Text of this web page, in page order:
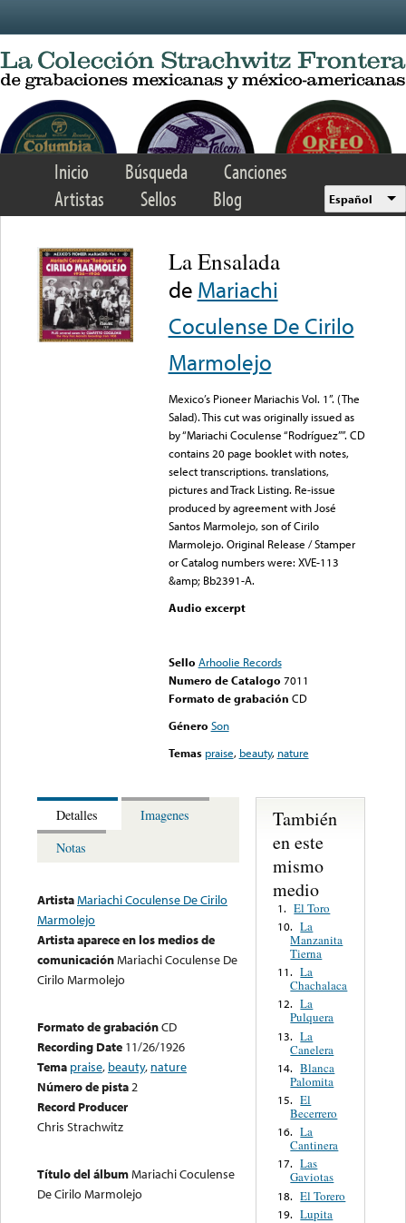
Inicio Búsqueda
Canciones
Artistas
Sellos Blog Español
La Ensalada
de Mariachi
Coculense De Cirilo
Marmolejo
Mexico’s Pioneer Mariachis Vol. 1”. (The
Salad). This cut was originally issued as
by “Mariachi Coculense “Rodríguez””. CD
contains 20 page booklet with notes,
select transcriptions. translations,
pictures and Track Listing. Re-issue
produced by agreement with José
Santos Marmolejo, son of Cirilo
Marmolejo. Original Release / Stamper
or Catalog numbers were: XVE-113
&amp; Bb2391-A.
Audio excerpt
Sello Arhoolie Records
Numero de Catalogo 7011
Formato de grabación CD
Género Son
Temas praise, beauty, nature
Detalles
Imagenes
Notas
ArtistaMariachi Coculense De Cirilo
Marmolejo
Artista aparece en los medios de
comunicaciónMariachi Coculense De
Cirilo Marmolejo
Formato de grabaciónCD
Recording Date 11/26/1926
Tema praise, beauty, nature
Número de pista2
Record Producer
Chris Strachwitz
Título del álbumMariachi Coculense
De Cirilo Marmolejo
También
en este
mismo
medio
1. El Toro
10. La
Manzanita
Tierna
11. La
Chachalaca
12. La
Pulquera
13. La
Canelera
14. Blanca
Palomita
15. El
Becerrero
16. La
Cantinera
17. Las
Gaviotas
18. El Torero
19. Lupita